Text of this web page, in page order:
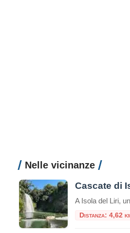
Nelle vicinanze
Cascate di
Distanza: 4,62